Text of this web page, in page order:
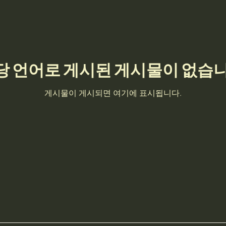
언어로 게시된 게시물이 없습
게시물이 게시되면 여기에 표시됩니다.